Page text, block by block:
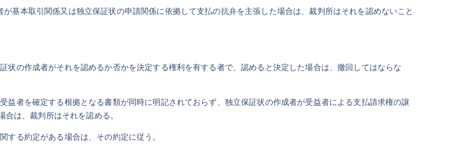
基本取引関係又は独立保証状の申請関係に依拠して支払の抗弁を主張した場合は、裁判所はそれを認めないこと
の作成者がそれを認めるか否かを決定する権利を有する者で、認めると決定した場合は、撤回してはならな
者を確定する根拠となる書類が同時に明記されておらず、独立保証状の作成者が受益者による支払請求権の譲
は、裁判所はそれを認める。
る約定がある場合は、その約定に従う。